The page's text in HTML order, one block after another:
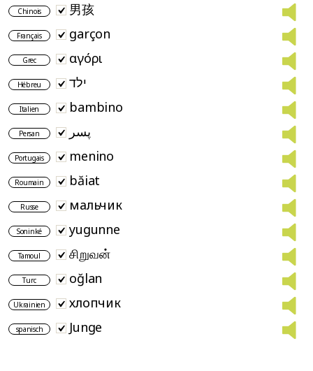
Chinois 男孩
Français garçon
Grec αγόρι
Hébreu ילד
Italien bambino
Persan پسر
Portugais menino
Roumain băiat
Russe мальчик
Soninké yugunne
Tamoul சிறுவன்
Turc oğlan
Ukrainien хлопчик
spanisch Junge